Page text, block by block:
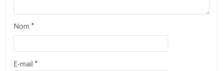
Nom*
E-mail*